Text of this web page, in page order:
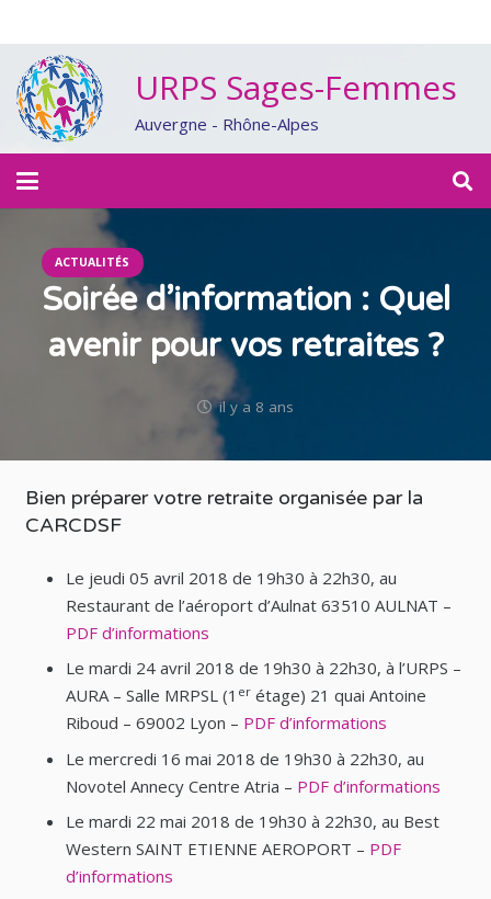
URPS Sages-Femmes
Auvergne - Rhône-Alpes
ACTUALITÉS
Soirée d’information : Quel
avenir pour vos retraites ?
il y a 8 ans
Bien préparer votre retraite organisée par la
CARCDSF
Le jeudi 05 avril 2018 de 19h30 à 22h30, au
Restaurant de l’aéroport d’Aulnat 63510 AULNAT –
PDF d’informations
Le mardi 24 avril 2018 de 19h30 à 22h30, à l’URPS –
AURA – Salle MRPSL (1 er étage) 21 quai Antoine
Riboud – 69002 Lyon – PDF d’informations
Le mercredi 16 mai 2018 de 19h30 à 22h30, au
Novotel Annecy Centre Atria – PDF d’informations
Le mardi 22 mai 2018 de 19h30 à 22h30, au Best
Western SAINT ETIENNE AEROPORT – PDF
d’informations